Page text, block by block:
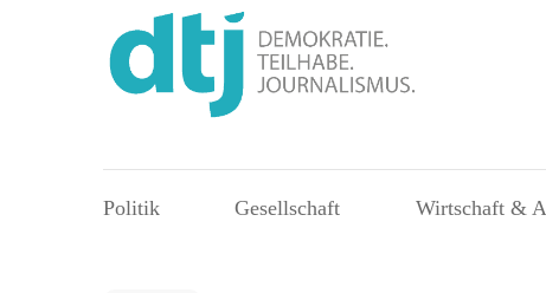
Politik Gesellschaft Wirtschaft &